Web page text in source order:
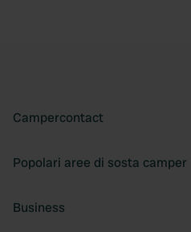
Campercontact
Popolari aree di sosta camper
Business